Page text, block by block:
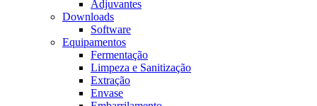
Adjuvantes
Downloads
Software
Equipamentos
Fermentação
Limpeza e Sanitização
Extração
Envase